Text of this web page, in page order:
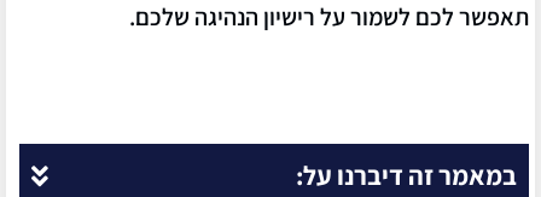
תאפשר לכם לשמור על רישיון הנהיגה שלכם.
במאמר זה דיברנו על: